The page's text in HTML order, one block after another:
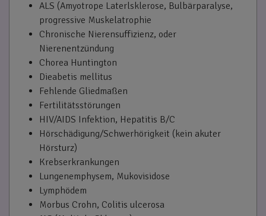
ALS (Amyotrope Laterlsklerose, Bulbärparalyse,
progressive Muskelatrophie
Chronische Nierensuffizienz, oder
Nierenentzündung
Chorea Huntington
Dieabetis mellitus
Fehlende Gliedmaßen
Fertilitätsstörungen
HIV/AIDS Infektion, Hepatitis B/C
Hörschädigung/Schwerhörigkeit (kein akuter
Hörsturz)
Krebserkrankungen
Lungenemphysem, Mukovisidose
Lymphödem
Morbus Crohn, Colitis ulcerosa